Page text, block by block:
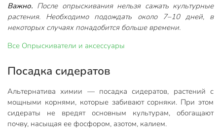
Важно. После опрыскивания нельзя сажать культурные
растения. Необходимо подождать около 7–10 дней, в
некоторых случаях понадобится больше времени.
Все Опрыскиватели и аксессуары
Посадка сидератов
Альтернатива химии — посадка сидератов, растений с
мощными корнями, которые забивают сорняки. При этом
сидераты не вредят основным культурам, обогащают
почву, насыщая ее фосфором, азотом, калием.